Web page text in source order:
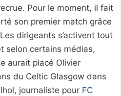
Pour le moment, il fait
son premier match grâce
dirigeants s’activent tout
selon certains médias,
aurait placé Olivier
du Celtic Glasgow dans
journaliste pour FC